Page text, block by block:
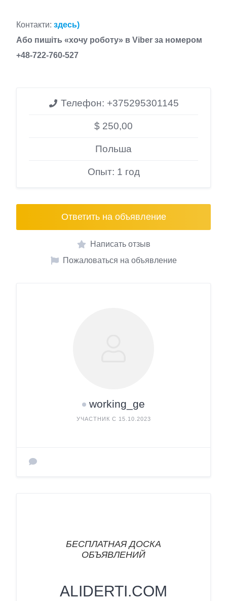
Контакти: здесь)
Або пишіть «хочу роботу» в Viber за номером
+48-722-760-527
Телефон: +375295301145
$ 250,00
Польша
Опыт: 1 год
Ответить на объявление
Написать отзыв
Пожаловаться на объявление
working_ge
УЧАСТНИК С 15.10.2023
БЕСПЛАТНАЯ ДОСКА
ОБЪЯВЛЕНИЙ
ALIDERTI.COM